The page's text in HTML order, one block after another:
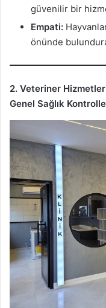
güvenilir bir
Empati:
önünde
2. Veteriner
Genel Sağlık